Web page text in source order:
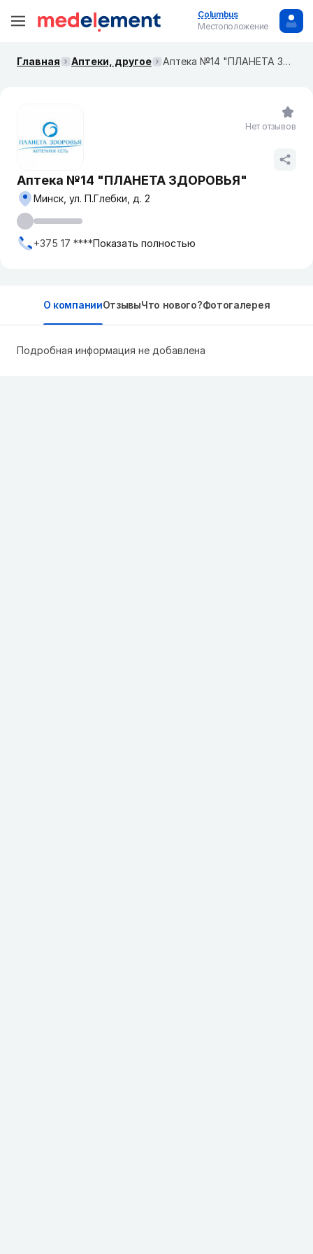
Columbus
Местоположение
Главная Аптеки, другое Аптека №14 "ПЛАНЕТА ЗДОРОВЬЯ"
Аптека №14 "ПЛАНЕТА ЗДОРОВЬЯ"
Минск, ул. П.Глебки, д. 2
+375 17 ****Показать полностью
Нет отзывов
О компанииОтзывыЧто нового?Фотогалерея
Подробная информация не добавлена